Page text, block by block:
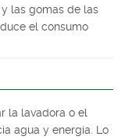
las gomas de las
el consumo
la lavadora o el
agua y energía. Lo